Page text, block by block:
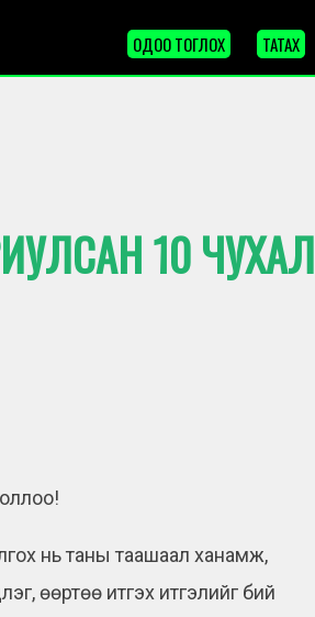
ОДОО ТОГЛОХ ТАТАХ
10 ЧУХАЛ
нь таны таашаал ханамж,
өөртөө итгэх итгэлийг бий